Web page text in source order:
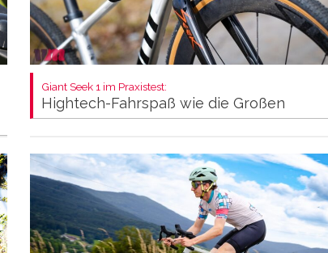
Giant Seek 1 im Praxistest:
Hightech-Fahrspaß wie die Großen